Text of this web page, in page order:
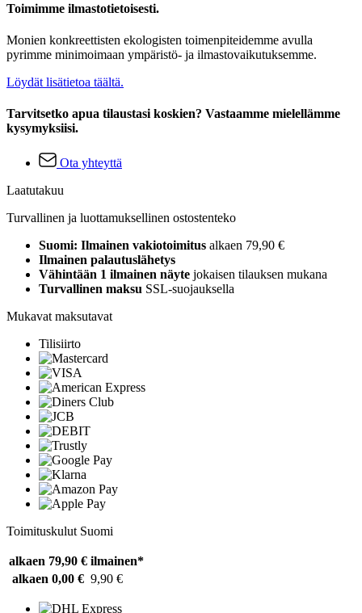
Toimimme ilmastotietoisesti.
Monien konkreettisten ekologisten toimenpiteidemme avulla
pyrimme minimoimaan ympäristö- ja ilmastovaikutuksemme.
Löydät lisätietoa täältä.
Tarvitsetko apua tilaustasi koskien? Vastaamme mielellämme
kysymyksiisi.
Ota yhteyttä
Laatutakuu
Turvallinen ja luottamuksellinen ostostenteko
Suomi: Ilmainen vakiotoimitus alkaen 79,90 €
Ilmainen palautuslähetys
Vähintään 1 ilmainen näyte jokaisen tilauksen mukana
Turvallinen maksu SSL-suojauksella
Mukavat maksutavat
Tilisiirto
Toimituskulut Suomi
alkaen 79,90 € ilmainen*
alkaen 0,00 € 9,90 €